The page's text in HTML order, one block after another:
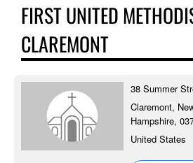
FIRST UNITED
CLAREMONT
38 Summer
Claremont,
Hampshire,
United States